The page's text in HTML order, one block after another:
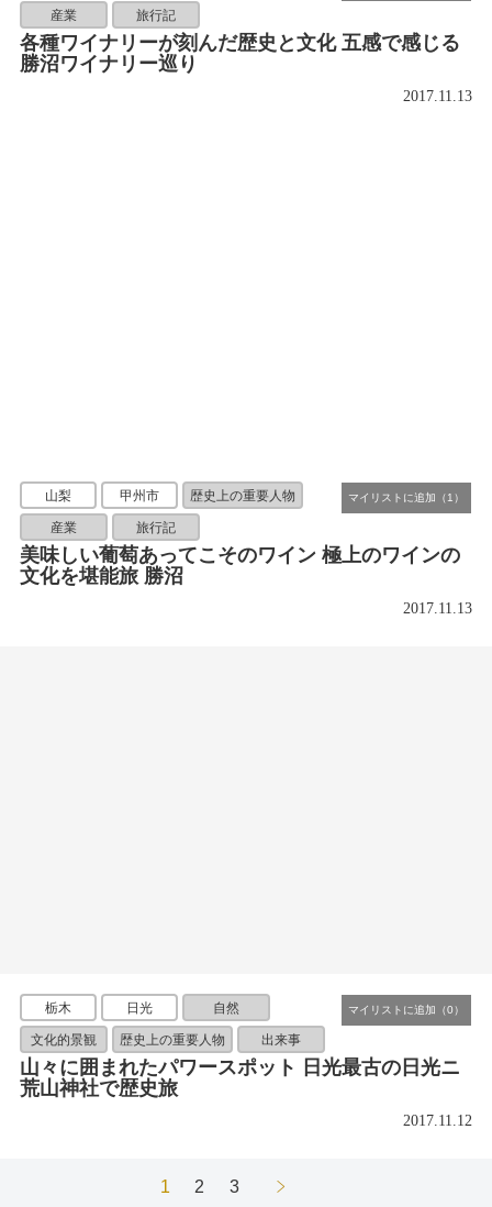
産業 旅行記
各種ワイナリーが刻んだ歴史と文化 五感で感じる
勝沼ワイナリー巡り
2017.11.13
山梨 甲州市 歴史上の重要人物
産業 旅行記
美味しい葡萄あってこそのワイン 極上のワインの
文化を堪能旅 勝沼
2017.11.13
栃木 日光 自然
文化的景観 歴史上の重要人物 出来事
山々に囲まれたパワースポット 日光最古の日光ニ
荒山神社で歴史旅
2017.11.12
1 2 3